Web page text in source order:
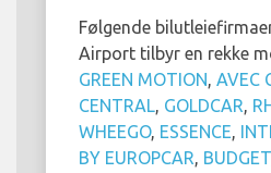
Følgende
Airport tilbyr en rekke
GREEN MOTION AVEC
CENTRAL
GOLDCAR
WHEEGO, ESSENCE
BY EUROPCAR BUDGET